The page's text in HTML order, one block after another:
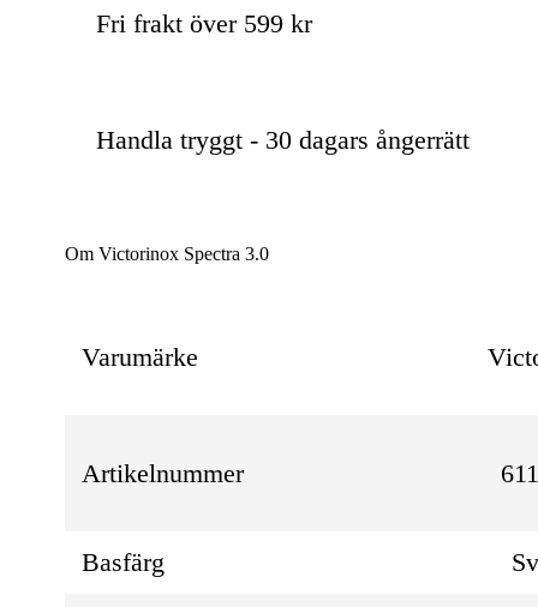
Fri frakt över 599 kr
Handla tryggt - 30 dagars ångerrätt
Om Victorinox Spectra 3.0
Varumärke
Artikelnummer
Basfärg